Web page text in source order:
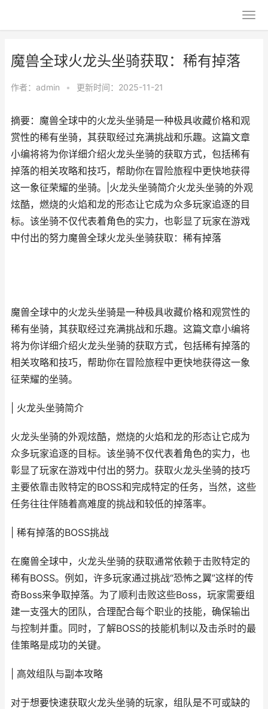
魔兽全球火龙头坐骑获取：稀有掉落
作者： admin • 更新时间：2025-11-21
摘要：魔兽全球中的火龙头坐骑是一种极具收藏价格和观
赏性的稀有坐骑，其获取经过充满挑战和乐趣。这篇文章
小编将将为你详细介绍火龙头坐骑的获取方式，包括稀有
掉落的相关攻略和技巧，帮助你在冒险旅程中更快地获得
这一象征荣耀的坐骑。|火龙头坐骑简介火龙头坐骑的外观
炫酷，燃烧的火焰和龙的形态让它成为众多玩家追逐的目
标。该坐骑不仅代表着角色的实力，也彰显了玩家在游戏
中付出的努力魔兽全球火龙头坐骑获取：稀有掉落
魔兽全球中的火龙头坐骑是一种极具收藏价格和观赏性的
稀有坐骑，其获取经过充满挑战和乐趣。这篇文章小编将
将为你详细介绍火龙头坐骑的获取方式，包括稀有掉落的
相关攻略和技巧，帮助你在冒险旅程中更快地获得这一象
征荣耀的坐骑。
| 火龙头坐骑简介
火龙头坐骑的外观炫酷，燃烧的火焰和龙的形态让它成为
众多玩家追逐的目标。该坐骑不仅代表着角色的实力，也
彰显了玩家在游戏中付出的努力。获取火龙头坐骑的技巧
主要依靠击败特定的BOSS和完成特定的任务，当然，这些
任务往往伴随着高难度的挑战和较低的掉落率。
| 稀有掉落的BOSS挑战
在魔兽全球中，火龙头坐骑的获取通常依赖于击败特定的
稀有BOSS。例如，许多玩家通过挑战“恐怖之翼”这样的传
奇Boss来争取掉落。为了顺利击败这些Boss，玩家需要组
建一支强大的团队，合理配合每个职业的技能，确保输出
与控制并重。同时，了解BOSS的技能机制以及击杀时的最
佳策略是成功的关键。
| 高效组队与副本攻略
对于想要快速获取火龙头坐骑的玩家，组队是不可或缺的